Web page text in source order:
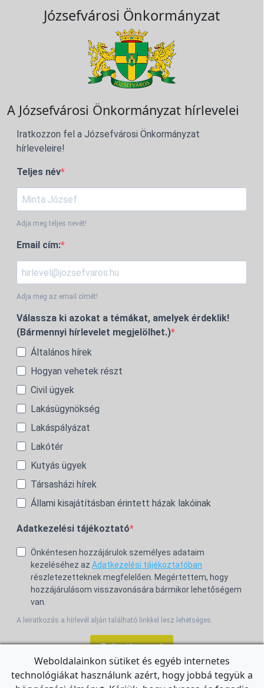
Józsefvárosi Önkormányzat
A Józsefvárosi Önkormányzat hírlevelei
Iratkozzon fel a Józsefvárosi Önkormányzat
hírleveleire!
Teljes név
Adja meg teljes nevét!
Email cím:
Adja meg az email címét!
Válassza ki azokat a témákat, amelyek érdeklik!
(Bármennyi hírlevelet megjelölhet.)
Általános hírek
Hogyan vehetek részt
Civil ügyek
Lakásügynökség
Lakáspályázat
Lakótér
Kutyás ügyek
Társasházi hírek
Állami kisajátításban érintett házak lakóinak
Adatkezelési tájékoztató
Önkéntesen hozzájárulok személyes adataim
kezeléséhez az Adatkezelési tájékoztatóban
részletezetteknek megfelelően. Megértettem, hogy
hozzájárulásom visszavonására bármikor lehetőségem
van.
A leiratkozás a hírlevél alján található linkkel lesz lehetséges.
Feliratkozom!
Weboldalainkon sütiket és egyéb internetes
technológiákat használunk azért, hogy jobbá tegyük a